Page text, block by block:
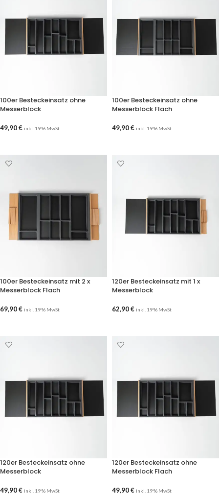
100er Besteckeinsatz ohne
Messerblock
49,90€ inkl. 19 % MwSt
100er Besteckeinsatz ohne
Messerblock Flach
49,90€ inkl. 19 % MwSt
100er Besteckeinsatz mit 2 x
Messerblock Flach
69,90€ inkl. 19 % MwSt
120er Besteckeinsatz mit 1 x
Messerblock
62,90€ inkl. 19 % MwSt
120er Besteckeinsatz ohne
Messerblock
49,90€ inkl. 19 % MwSt
120er Besteckeinsatz ohne
Messerblock Flach
49,90€ inkl. 19 % MwSt